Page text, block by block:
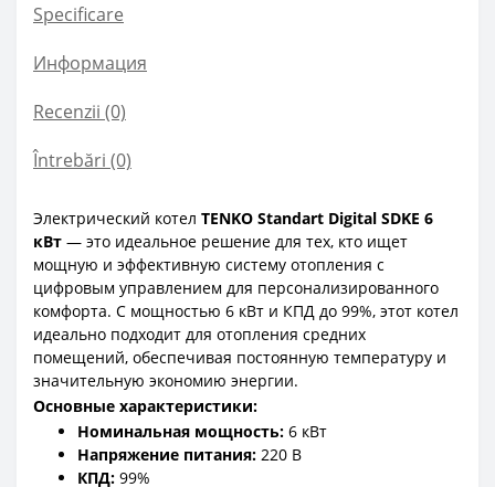
Specificare
Информация
Recenzii (0)
Întrebări (0)
Электрический котел TENKO Standart Digital SDKE 6
кВт — это идеальное решение для тех, кто ищет
мощную и эффективную систему отопления с
цифровым управлением для персонализированного
комфорта. С мощностью 6 кВт и КПД до 99%, этот котел
идеально подходит для отопления средних
помещений, обеспечивая постоянную температуру и
значительную экономию энергии.
Основные характеристики:
Номинальная мощность: 6 кВт
Напряжение питания: 220 В
КПД: 99%